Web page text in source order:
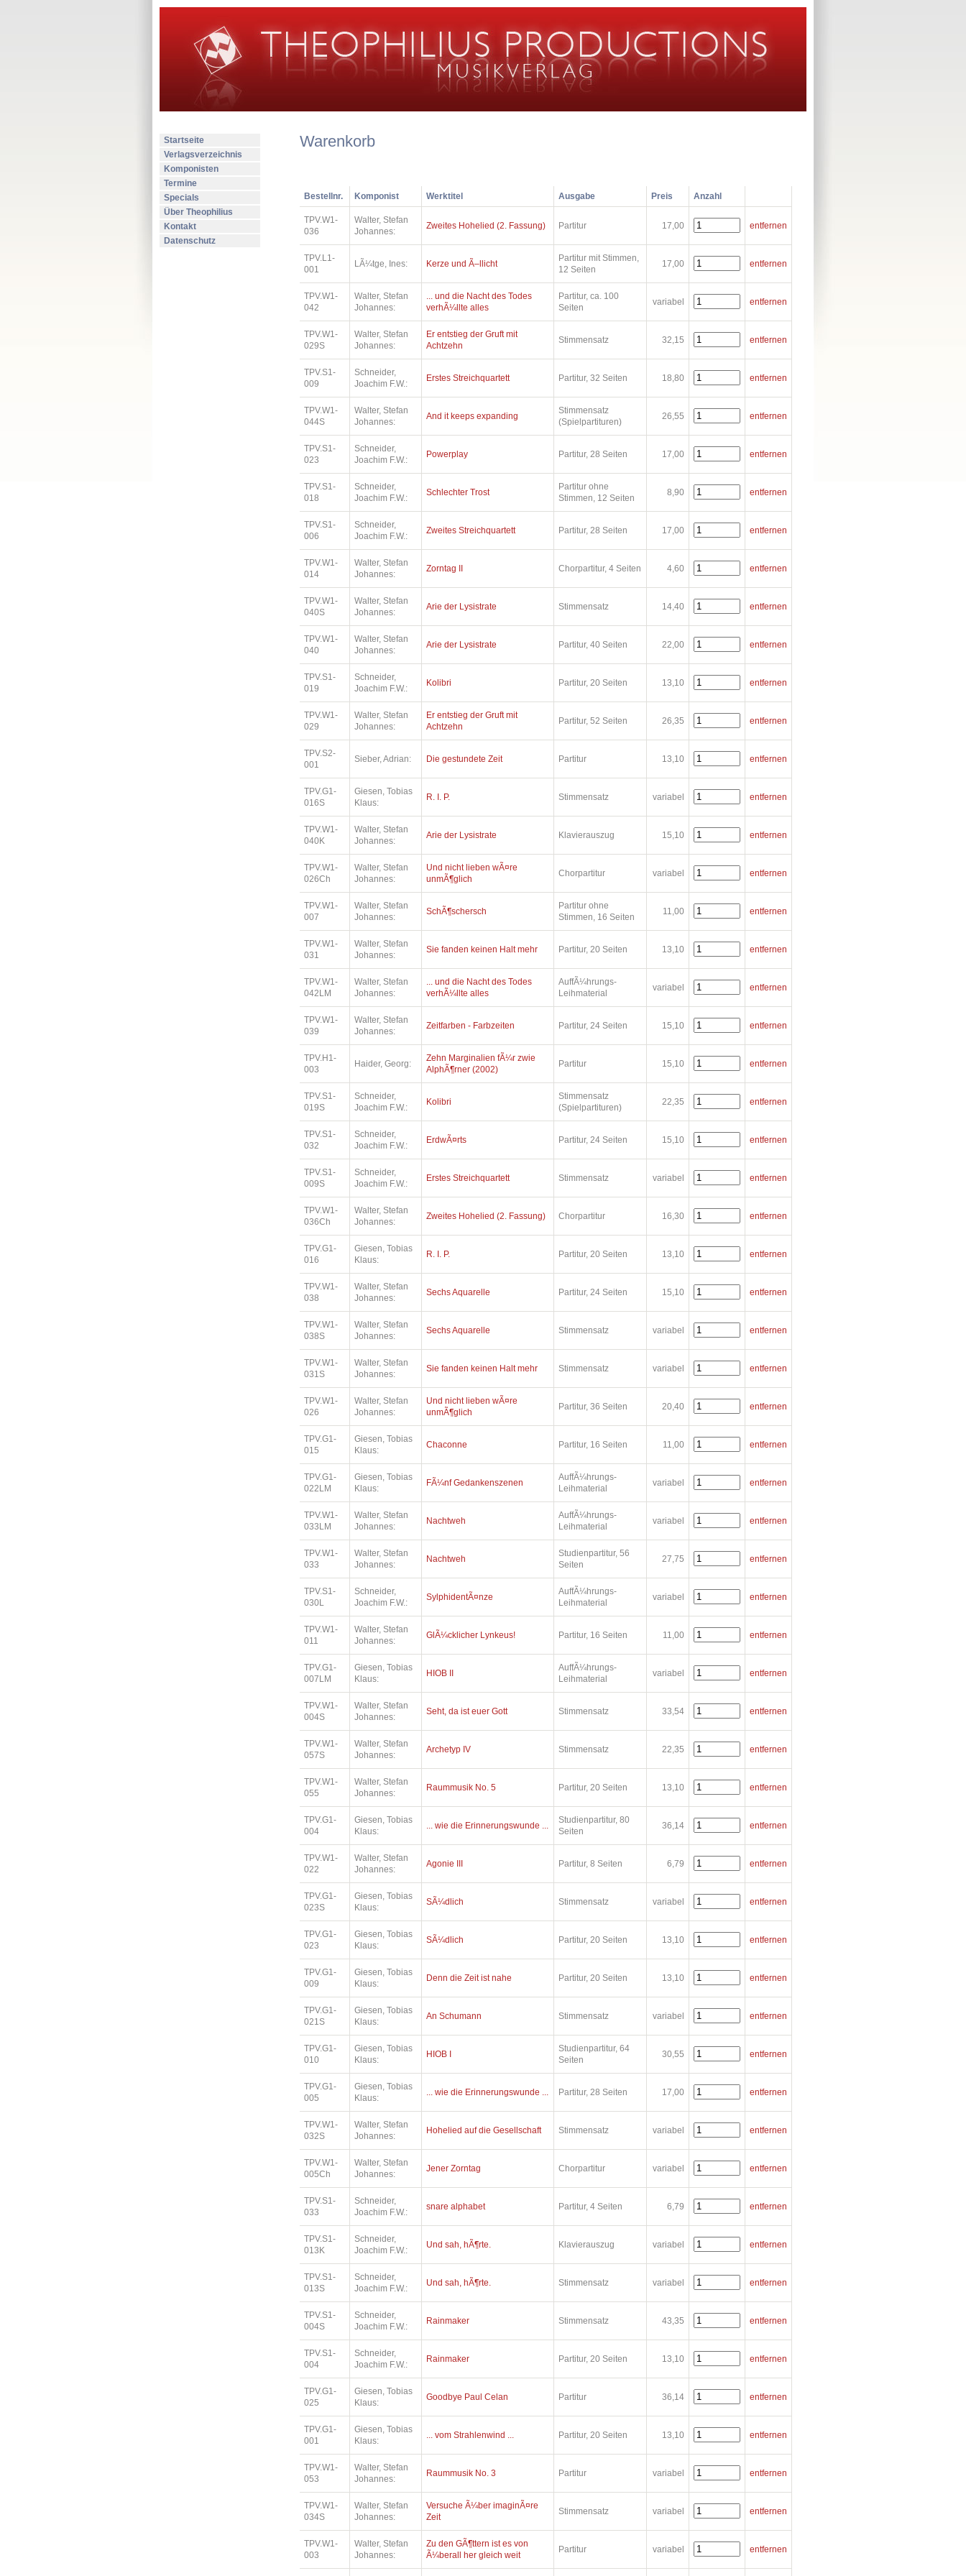
Startseite
Verlagsverzeichnis
Komponisten
Termine
Specials
Über Theophilius
Kontakt
Datenschutz
Warenkorb
Bestellnr. Komponist Werktitel Ausgabe Preis Anzahl
TPV.W1-
036
Walter, Stefan
Johannes:
Zweites Hohelied (2. Fassung) Partitur 17,00 entfernen
TPV.L1-
001
LÃ¼tge, Ines: Kerze und Ã–llicht
Partitur mit Stimmen,
12 Seiten
17,00 entfernen
TPV.W1-
042
Walter, Stefan
Johannes:
... und die Nacht des Todes
verhÃ¼llte alles
Partitur, ca. 100
Seiten
variabel entfernen
TPV.W1-
029S
Walter, Stefan
Johannes:
Er entstieg der Gruft mit
Achtzehn
Stimmensatz 32,15 entfernen
TPV.S1-
009
Schneider,
Joachim F.W.:
Erstes Streichquartett Partitur, 32 Seiten 18,80 entfernen
TPV.W1-
044S
Walter, Stefan
Johannes:
And it keeps expanding
Stimmensatz
(Spielpartituren)
26,55 entfernen
TPV.S1-
023
Schneider,
Joachim F.W.:
Powerplay Partitur, 28 Seiten 17,00 entfernen
TPV.S1-
018
Schneider,
Joachim F.W.:
Schlechter Trost
Partitur ohne
Stimmen, 12 Seiten
8,90 entfernen
TPV.S1-
006
Schneider,
Joachim F.W.:
Zweites Streichquartett Partitur, 28 Seiten 17,00 entfernen
TPV.W1-
014
Walter, Stefan
Johannes:
Zorntag II Chorpartitur, 4 Seiten 4,60 entfernen
TPV.W1-
040S
Walter, Stefan
Johannes:
Arie der Lysistrate Stimmensatz 14,40 entfernen
TPV.W1-
040
Walter, Stefan
Johannes:
Arie der Lysistrate Partitur, 40 Seiten 22,00 entfernen
TPV.S1-
019
Schneider,
Joachim F.W.:
Kolibri Partitur, 20 Seiten 13,10 entfernen
TPV.W1-
029
Walter, Stefan
Johannes:
Er entstieg der Gruft mit
Achtzehn
Partitur, 52 Seiten 26,35 entfernen
TPV.S2-
001
Sieber, Adrian: Die gestundete Zeit Partitur 13,10 entfernen
TPV.G1-
016S
Giesen, Tobias
Klaus:
R. I. P. Stimmensatz variabel entfernen
TPV.W1-
040K
Walter, Stefan
Johannes:
Arie der Lysistrate Klavierauszug 15,10 entfernen
TPV.W1-
026Ch
Walter, Stefan
Johannes:
Und nicht lieben wÃ¤re
unmÃ¶glich
Chorpartitur variabel entfernen
TPV.W1-
007
Walter, Stefan
Johannes:
SchÃ¶schersch
Partitur ohne
Stimmen, 16 Seiten
11,00 entfernen
TPV.W1-
031
Walter, Stefan
Johannes:
Sie fanden keinen Halt mehr Partitur, 20 Seiten 13,10 entfernen
TPV.W1-
042LM
Walter, Stefan
Johannes:
... und die Nacht des Todes
verhÃ¼llte alles
AuffÃ¼hrungs-
Leihmaterial
variabel entfernen
TPV.W1-
039
Walter, Stefan
Johannes:
Zeitfarben - Farbzeiten Partitur, 24 Seiten 15,10 entfernen
TPV.H1-
003
Haider, Georg:
Zehn Marginalien fÃ¼r zwie
AlphÃ¶rner (2002)
Partitur 15,10 entfernen
TPV.S1-
019S
Schneider,
Joachim F.W.:
Kolibri
Stimmensatz
(Spielpartituren)
22,35 entfernen
TPV.S1-
032
Schneider,
Joachim F.W.:
ErdwÃ¤rts Partitur, 24 Seiten 15,10 entfernen
TPV.S1-
009S
Schneider,
Joachim F.W.:
Erstes Streichquartett Stimmensatz variabel entfernen
TPV.W1-
036Ch
Walter, Stefan
Johannes:
Zweites Hohelied (2. Fassung) Chorpartitur 16,30 entfernen
TPV.G1-
016
Giesen, Tobias
Klaus:
R. I. P. Partitur, 20 Seiten 13,10 entfernen
TPV.W1-
038
Walter, Stefan
Johannes:
Sechs Aquarelle Partitur, 24 Seiten 15,10 entfernen
TPV.W1-
038S
Walter, Stefan
Johannes:
Sechs Aquarelle Stimmensatz variabel entfernen
TPV.W1-
031S
Walter, Stefan
Johannes:
Sie fanden keinen Halt mehr Stimmensatz variabel entfernen
TPV.W1-
026
Walter, Stefan
Johannes:
Und nicht lieben wÃ¤re
unmÃ¶glich
Partitur, 36 Seiten 20,40 entfernen
TPV.G1-
015
Giesen, Tobias
Klaus:
Chaconne Partitur, 16 Seiten 11,00 entfernen
TPV.G1-
022LM
Giesen, Tobias
Klaus:
FÃ¼nf Gedankenszenen
AuffÃ¼hrungs-
Leihmaterial
variabel entfernen
TPV.W1-
033LM
Walter, Stefan
Johannes:
Nachtweh
AuffÃ¼hrungs-
Leihmaterial
variabel entfernen
TPV.W1-
033
Walter, Stefan
Johannes:
Nachtweh
Studienpartitur, 56
Seiten
27,75 entfernen
TPV.S1-
030L
Schneider,
Joachim F.W.:
SylphidentÃ¤nze
AuffÃ¼hrungs-
Leihmaterial
variabel entfernen
TPV.W1-
011
Walter, Stefan
Johannes:
GlÃ¼cklicher Lynkeus! Partitur, 16 Seiten 11,00 entfernen
TPV.G1-
007LM
Giesen, Tobias
Klaus:
HIOB II
AuffÃ¼hrungs-
Leihmaterial
variabel entfernen
TPV.W1-
004S
Walter, Stefan
Johannes:
Seht, da ist euer Gott Stimmensatz 33,54 entfernen
TPV.W1-
057S
Walter, Stefan
Johannes:
Archetyp IV Stimmensatz 22,35 entfernen
TPV.W1-
055
Walter, Stefan
Johannes:
Raummusik No. 5 Partitur, 20 Seiten 13,10 entfernen
TPV.G1-
004
Giesen, Tobias
Klaus:
... wie die Erinnerungswunde ...
Studienpartitur, 80
Seiten
36,14 entfernen
TPV.W1-
022
Walter, Stefan
Johannes:
Agonie III Partitur, 8 Seiten 6,79 entfernen
TPV.G1-
023S
Giesen, Tobias
Klaus:
SÃ¼dlich Stimmensatz variabel entfernen
TPV.G1-
023
Giesen, Tobias
Klaus:
SÃ¼dlich Partitur, 20 Seiten 13,10 entfernen
TPV.G1-
009
Giesen, Tobias
Klaus:
Denn die Zeit ist nahe Partitur, 20 Seiten 13,10 entfernen
TPV.G1-
021S
Giesen, Tobias
Klaus:
An Schumann Stimmensatz variabel entfernen
TPV.G1-
010
Giesen, Tobias
Klaus:
HIOB I
Studienpartitur, 64
Seiten
30,55 entfernen
TPV.G1-
005
Giesen, Tobias
Klaus:
... wie die Erinnerungswunde ... Partitur, 28 Seiten 17,00 entfernen
TPV.W1-
032S
Walter, Stefan
Johannes:
Hohelied auf die Gesellschaft Stimmensatz variabel entfernen
TPV.W1-
005Ch
Walter, Stefan
Johannes:
Jener Zorntag Chorpartitur variabel entfernen
TPV.S1-
033
Schneider,
Joachim F.W.:
snare alphabet Partitur, 4 Seiten 6,79 entfernen
TPV.S1-
013K
Schneider,
Joachim F.W.:
Und sah, hÃ¶rte. Klavierauszug variabel entfernen
TPV.S1-
013S
Schneider,
Joachim F.W.:
Und sah, hÃ¶rte. Stimmensatz variabel entfernen
TPV.S1-
004S
Schneider,
Joachim F.W.:
Rainmaker Stimmensatz 43,35 entfernen
TPV.S1-
004
Schneider,
Joachim F.W.:
Rainmaker Partitur, 20 Seiten 13,10 entfernen
TPV.G1-
025
Giesen, Tobias
Klaus:
Goodbye Paul Celan Partitur 36,14 entfernen
TPV.G1-
001
Giesen, Tobias
Klaus:
... vom Strahlenwind ... Partitur, 20 Seiten 13,10 entfernen
TPV.W1-
053
Walter, Stefan
Johannes:
Raummusik No. 3 Partitur variabel entfernen
TPV.W1-
034S
Walter, Stefan
Johannes:
Versuche Ã¼ber imaginÃ¤re
Zeit
Stimmensatz variabel entfernen
TPV.W1-
003
Walter, Stefan
Johannes:
Zu den GÃ¶ttern ist es von
Ã¼berall her gleich weit
Partitur variabel entfernen